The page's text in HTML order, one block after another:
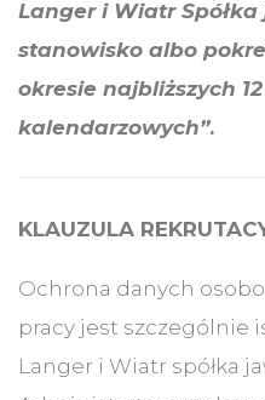
Langer i Wiatr
stanowisko albo
okresie najbliższych
kalendarzowych”.
KLAUZULA
Ochrona danych
pracy jest szczególnie
Langer i Wiatr spółka